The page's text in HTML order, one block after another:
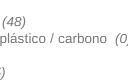
(48)
/ carbono